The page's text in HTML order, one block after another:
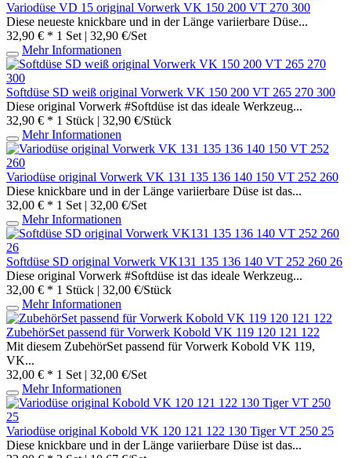
Variodüse VD 15 original Vorwerk VK 150 200 VT 270 300
Diese neueste knickbare und in der Länge variierbare Düse...
32,90 € * 1 Set | 32,90 €/Set
Mehr Informationen
Softdüse SD weiß original Vorwerk VK 150 200 VT 265 270 300
Diese original Vorwerk #Softdüse ist das ideale Werkzeug...
32,90 € * 1 Stück | 32,90 €/Stück
Mehr Informationen
Variodüse original Vorwerk VK 131 135 136 140 150 VT 252 260
Diese knickbare und in der Länge variierbare Düse ist das...
32,00 € * 1 Set | 32,00 €/Set
Mehr Informationen
Softdüse SD original Vorwerk VK131 135 136 140 VT 252 260 26
Diese original Vorwerk #Softdüse ist das ideale Werkzeug...
32,00 € * 1 Stück | 32,00 €/Stück
Mehr Informationen
ZubehörSet passend für Vorwerk Kobold VK 119 120 121 122
Mit diesem ZubehörSet passend für Vorwerk Kobold VK 119,
VK...
32,00 € * 1 Set | 32,00 €/Set
Mehr Informationen
Variodüse original Kobold VK 120 121 122 130 Tiger VT 250 25
Diese knickbare und in der Länge variierbare Düse ist das...